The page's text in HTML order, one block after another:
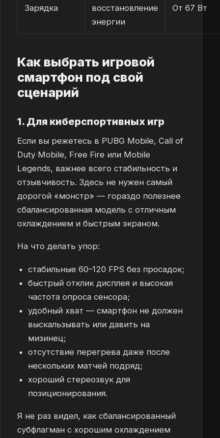
Зарядка
восстановление
энергии
От 67 Вт
Как выбрать игровой
смартфон под свой
сценарий
1. Для киберспортивных игр
Если вы режетесь в PUBG Mobile, Call of
Duty Mobile, Free Fire или Mobile
Legends, важнее всего стабильность и
отзывчивость. Здесь не нужен самый
дорогой «монстр» — гораздо полезнее
сбалансированная модель с отличным
охлаждением и быстрым экраном.
На что делать упор:
стабильные 60–120 FPS без просадок;
быстрый отклик дисплея и высокая
частота опроса сенсора;
удобный хват — смартфон не должен
выскальзывать или давить на
мизинец;
отсутствие перегрева даже после
нескольких матчей подряд;
хороший стереозвук для
позиционирования.
Я не раз видел, как сбалансированный
субфлагман с хорошим охлаждением